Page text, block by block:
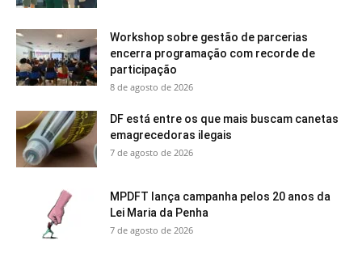
Workshop sobre gestão de parcerias
encerra programação com recorde de
participação
8 de agosto de 2026
DF está entre os que mais buscam canetas
emagrecedoras ilegais
7 de agosto de 2026
MPDFT lança campanha pelos 20 anos da
Lei Maria da Penha
7 de agosto de 2026